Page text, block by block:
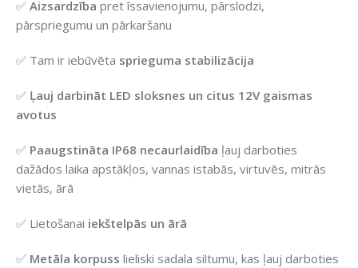
✅ Aizsardzība pret īssavienojumu, pārslodzi,
pārspriegumu un pārkaršanu
✅ Tam ir iebūvēta sprieguma stabilizācija
✅ Ļauj darbināt LED sloksnes un citus 12V gaismas
avotus
✅ Paaugstināta IP68 necaurlaidība ļauj darboties
dažādos laika apstākļos, vannas istabās, virtuvēs, mitrās
vietās, ārā
✅ Lietošanai iekštelpās un ārā
✅ Metāla korpuss lieliski sadala siltumu, kas ļauj darboties